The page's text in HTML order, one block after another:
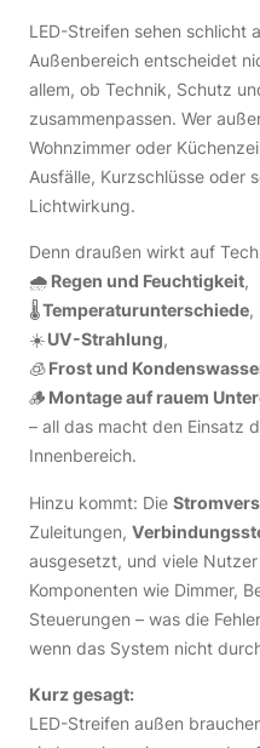
LED-Streifen sehen schlicht
Außenbereich entscheidet
allem, ob Technik, Schutz
zusammenpassen. Wer
Wohnzimmer oder
Ausfälle, Kurzschlüsse oder
Lichtwirkung.
Denn draußen wirkt auf
🌧 Regen und Feuchtigkeit,
🌡Temperaturunterschiede,
☀️UV-Strahlung,
🧊Frost und
🪵 Montage auf rauem
– all das macht den Einsatz
Innenbereich.
Hinzu kommt: Die
Zuleitungen,
ausgesetzt, und viele
Komponenten wie Dimmer,
Steuerungen – was die
wenn das System nicht
Kurz gesagt:
LED-Streifen außen